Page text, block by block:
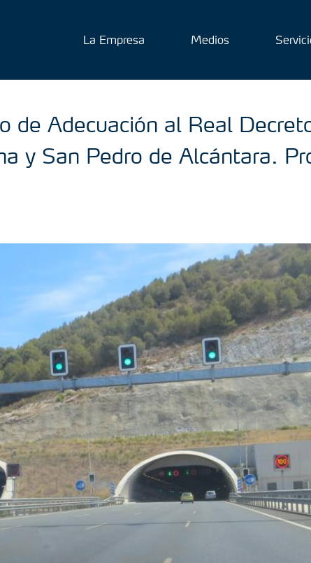
La Empresa Medios
de Adecuación al Real
y San Pedro de Alcántara.